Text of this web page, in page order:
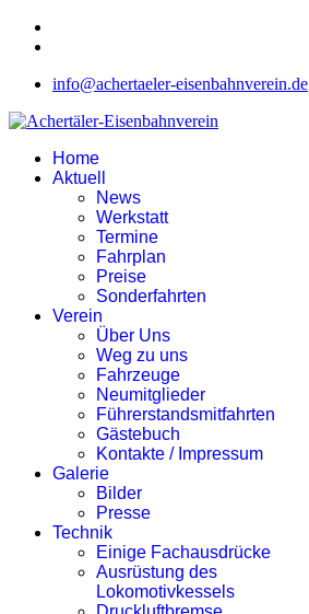
info@achertaeler-eisenbahnverein.de
Home
Aktuell
News
Werkstatt
Termine
Fahrplan
Preise
Sonderfahrten
Verein
Über Uns
Weg zu uns
Fahrzeuge
Neumitglieder
Führerstandsmitfahrten
Gästebuch
Kontakte / Impressum
Galerie
Bilder
Presse
Technik
Einige Fachausdrücke
Ausrüstung des
Lokomotivkessels